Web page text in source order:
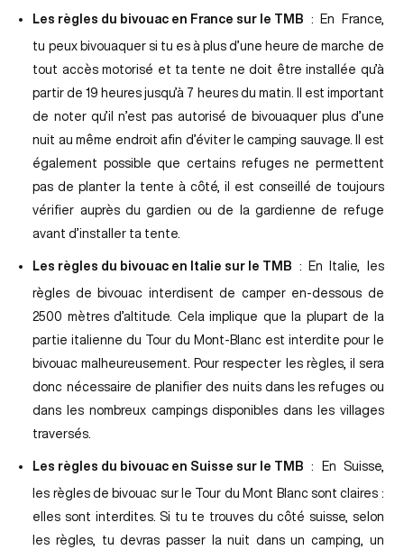
Les règles du bivouac en France sur le TMB : En France,
tu peux bivouaquer si tu es à plus d’une heure de marche de
tout accès motorisé et ta tente ne doit être installée qu’à
partir de 19 heures jusqu’à 7 heures du matin. Il est important
de noter qu’il n’est pas autorisé de bivouaquer plus d’une
nuit au même endroit afin d’éviter le camping sauvage. Il est
également possible que certains refuges ne permettent
pas de planter la tente à côté, il est conseillé de toujours
vérifier auprès du gardien ou de la gardienne de refuge
avant d’installer ta tente.
Les règles du bivouac en Italie sur le TMB : En Italie, les
règles de bivouac interdisent de camper en-dessous de
2500 mètres d’altitude. Cela implique que la plupart de la
partie italienne du Tour du Mont-Blanc est interdite pour le
bivouac malheureusement. Pour respecter les règles, il sera
donc nécessaire de planifier des nuits dans les refuges ou
dans les nombreux campings disponibles dans les villages
traversés.
Les règles du bivouac en Suisse sur le TMB : En Suisse,
les règles de bivouac sur le Tour du Mont Blanc sont claires :
elles sont interdites. Si tu te trouves du côté suisse, selon
les règles, tu devras passer la nuit dans un camping, un